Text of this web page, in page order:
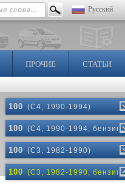
Русский
ПРОЧИЕ СТАТЬИ
100 (C4, 1990-1994)
100 (C4, 1990-1994, бензин)
100 (C3, 1982-1990)
100 (C3, 1982-1990, бензин)